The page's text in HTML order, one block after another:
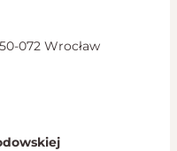
072 Wrocław